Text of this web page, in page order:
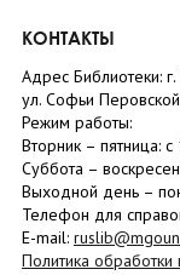
КОНТАКТЫ
Адрес Библиотеки:
ул. Софьи
Режим работы:
Вторник – пятница:
Суббота – в
Выходной день –
Телефон для
E-mail:
Политика